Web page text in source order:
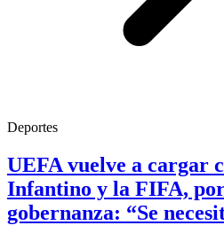
Deportes
UEFA vuelve a cargar
Infantino y la FIFA,
gobernanza: “Se